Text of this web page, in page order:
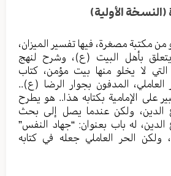
الأولية)
من مكتبة مصغرة، فيها تفسير الميزان،
بأهل البيت (ع)، وشرح لنهج
التي لا يخلو منها بيت مؤمن، كتاب
العاملي، المدفون بجوار الرضا (ع)..
على الإمامية بكتابه هذا.. هو يطرح
الدين، ولكن عندما يصل إلى بحث
له باب بعنوان: “جهاد النفس”
الحر العاملي جعله في كتابه